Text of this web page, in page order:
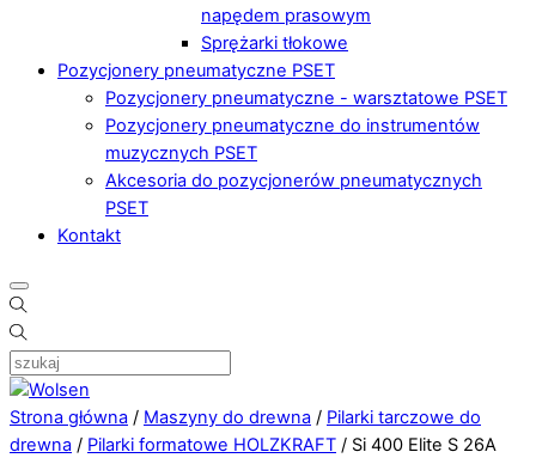
napędem prasowym
Sprężarki tłokowe
Pozycjonery pneumatyczne PSET
Pozycjonery pneumatyczne - warsztatowe PSET
Pozycjonery pneumatyczne do instrumentów
muzycznych PSET
Akcesoria do pozycjonerów pneumatycznych
PSET
Kontakt
Strona główna / Maszyny do drewna / Pilarki tarczowe do
drewna / Pilarki formatowe HOLZKRAFT / Si 400 Elite S 26A